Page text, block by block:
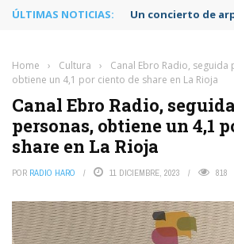
ÚLTIMAS NOTICIAS: Un concierto de
Home › Cultura ›
Canal Ebro Radio,
obtiene un 4,1 por ciento de share en La Rioja
Canal Ebro Radio,
personas, obtiene un 4,1
share en La Rioja
POR RADIO HARO 11 DICIEMBRE, 2023 818